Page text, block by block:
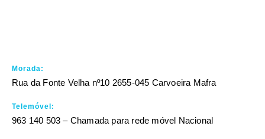
Morada:
Rua da Fonte Velha nº10 2655-045 Carvoeira Mafra
Telemóvel:
963 140 503 – Chamada para rede móvel Nacional